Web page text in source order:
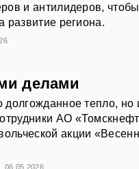
и антилидеров, чтобы
развитие региона.
делами
долгожданное тепло, но
АО
акции
06.05.2026